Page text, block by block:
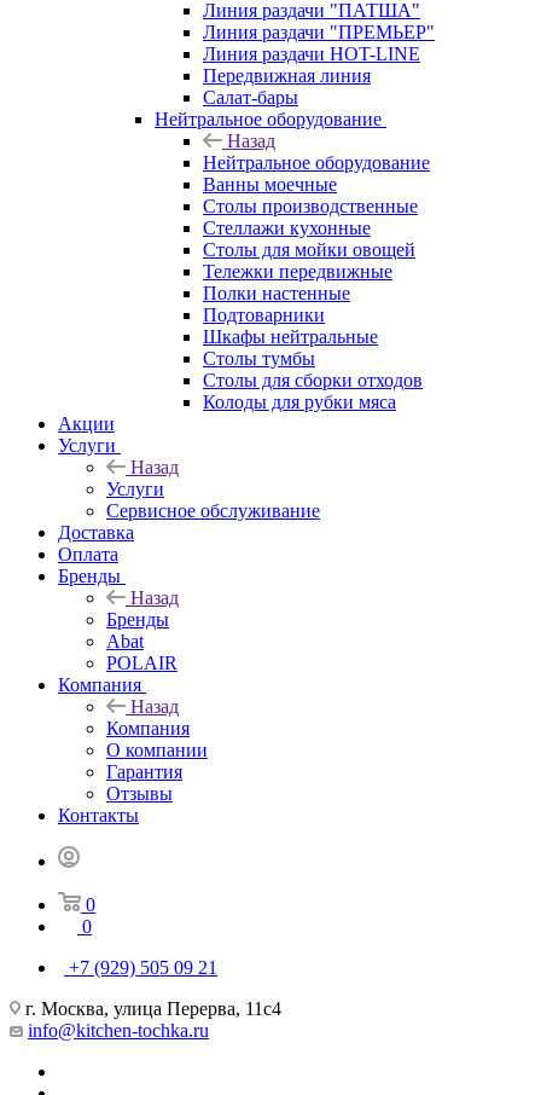
Линия раздачи "ПАТША"
Линия раздачи "ПРЕМЬЕР"
Линия раздачи HOT-LINE
Передвижная линия
Салат-бары
Нейтральное оборудование
Назад
Нейтральное оборудование
Ванны моечные
Столы производственные
Стеллажи кухонные
Столы для мойки овощей
Тележки передвижные
Полки настенные
Подтоварники
Шкафы нейтральные
Столы тумбы
Столы для сборки отходов
Колоды для рубки мяса
Акции
Услуги
Назад
Услуги
Сервисное обслуживание
Доставка
Оплата
Бренды
Назад
Бренды
Abat
POLAIR
Компания
Назад
Компания
О компании
Гарантия
Отзывы
Контакты
0
0
+7 (929) 505 09 21
г. Москва, улица Перерва, 11с4
info@kitchen-tochka.ru